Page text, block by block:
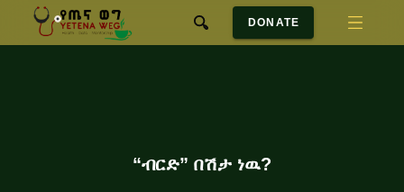
DONATE
“ብርድ” በሽታ ነዉ?